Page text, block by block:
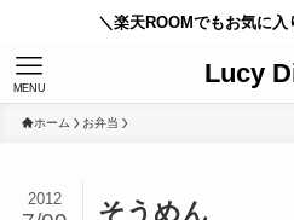
＼楽天ROOMでもお気に
Lucy
MENU
ホーム お弁当
そうめん
2012